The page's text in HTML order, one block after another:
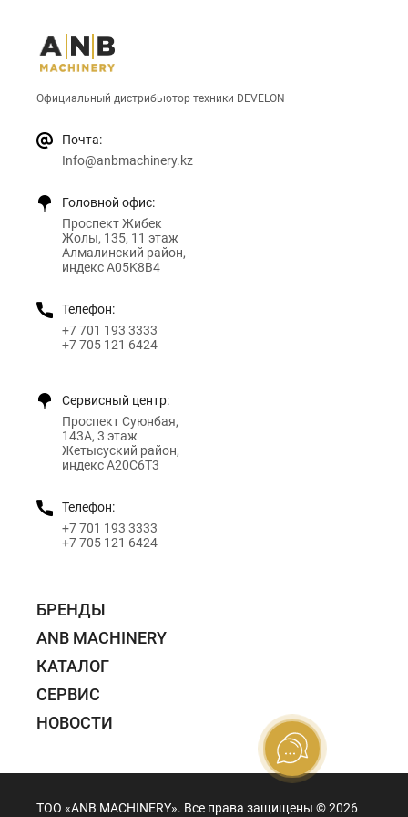
Официальный дистрибьютор техники DEVELON
Почта:
Info@anbmachinery.kz
Головной офис:
Проспект Жибек
Жолы, 135, 11 этаж
Алмалинский район,
индекс A05K8B4
Телефон:
+7 701 193 3333
+7 705 121 6424
Сервисный центр:
Проспект Суюнбая,
143А, 3 этаж
Жетысуский район,
индекс A20C6T3
Телефон:
+7 701 193 3333
+7 705 121 6424
БРЕНДЫ
ANB MACHINERY
КАТАЛОГ
СЕРВИС
НОВОСТИ
ТОО «ANB MACHINERY». Все права защищены ©️ 2026